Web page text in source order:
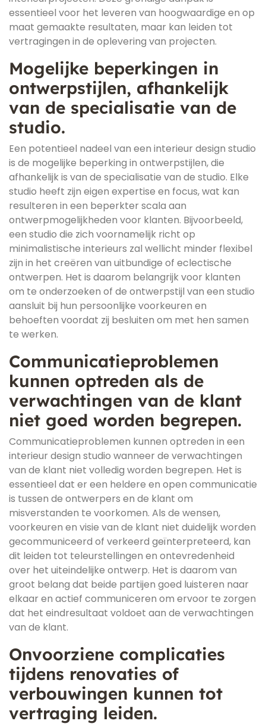
essentieel voor het leveren van hoogwaardige en op
maat gemaakte resultaten, maar kan leiden tot
vertragingen in de oplevering van projecten.
Mogelijke beperkingen in
ontwerpstijlen, afhankelijk
van de specialisatie van de
studio.
Een potentieel nadeel van een interieur design studio
is de mogelijke beperking in ontwerpstijlen, die
afhankelijk is van de specialisatie van de studio. Elke
studio heeft zijn eigen expertise en focus, wat kan
resulteren in een beperkter scala aan
ontwerpmogelijkheden voor klanten. Bijvoorbeeld,
een studio die zich voornamelijk richt op
minimalistische interieurs zal wellicht minder flexibel
zijn in het creëren van uitbundige of eclectische
ontwerpen. Het is daarom belangrijk voor klanten
om te onderzoeken of de ontwerpstijl van een studio
aansluit bij hun persoonlijke voorkeuren en
behoeften voordat zij besluiten om met hen samen
te werken.
Communicatieproblemen
kunnen optreden als de
verwachtingen van de klant
niet goed worden begrepen.
Communicatieproblemen kunnen optreden in een
interieur design studio wanneer de verwachtingen
van de klant niet volledig worden begrepen. Het is
essentieel dat er een heldere en open communicatie
is tussen de ontwerpers en de klant om
misverstanden te voorkomen. Als de wensen,
voorkeuren en visie van de klant niet duidelijk worden
gecommuniceerd of verkeerd geïnterpreteerd, kan
dit leiden tot teleurstellingen en ontevredenheid
over het uiteindelijke ontwerp. Het is daarom van
groot belang dat beide partijen goed luisteren naar
elkaar en actief communiceren om ervoor te zorgen
dat het eindresultaat voldoet aan de verwachtingen
van de klant.
Onvoorziene complicaties
tijdens renovaties of
verbouwingen kunnen tot
vertraging leiden.